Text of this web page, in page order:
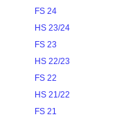
FS 24
HS 23/24
FS 23
HS 22/23
FS 22
HS 21/22
FS 21